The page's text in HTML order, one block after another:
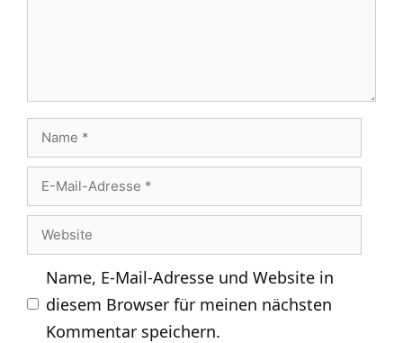
Name
Mail-
Adresse
Website
Name, E-Mail-Adresse und Website in
diesem Browser für meinen nächsten
Kommentar speichern.